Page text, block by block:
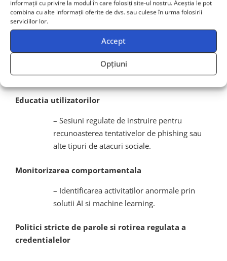
informații cu privire la modul în care folosiți site-ul nostru. Aceștia le pot
combina cu alte informații oferite de dvs. sau culese în urma folosirii
serviciilor lor.
Accept
Opțiuni
– Ofera un nivel suplimentar de securitate.
Securizarea identitatilor privilegiate
– Managementul conturilor critice la nivel de
administrator.
Educatia utilizatorilor
– Sesiuni regulate de instruire pentru
recunoasterea tentativelor de phishing sau
alte tipuri de atacuri sociale.
Monitorizarea comportamentala
– Identificarea activitatilor anormale prin
solutii AI si machine learning.
Politici stricte de parole si rotirea regulata a
credentialelor